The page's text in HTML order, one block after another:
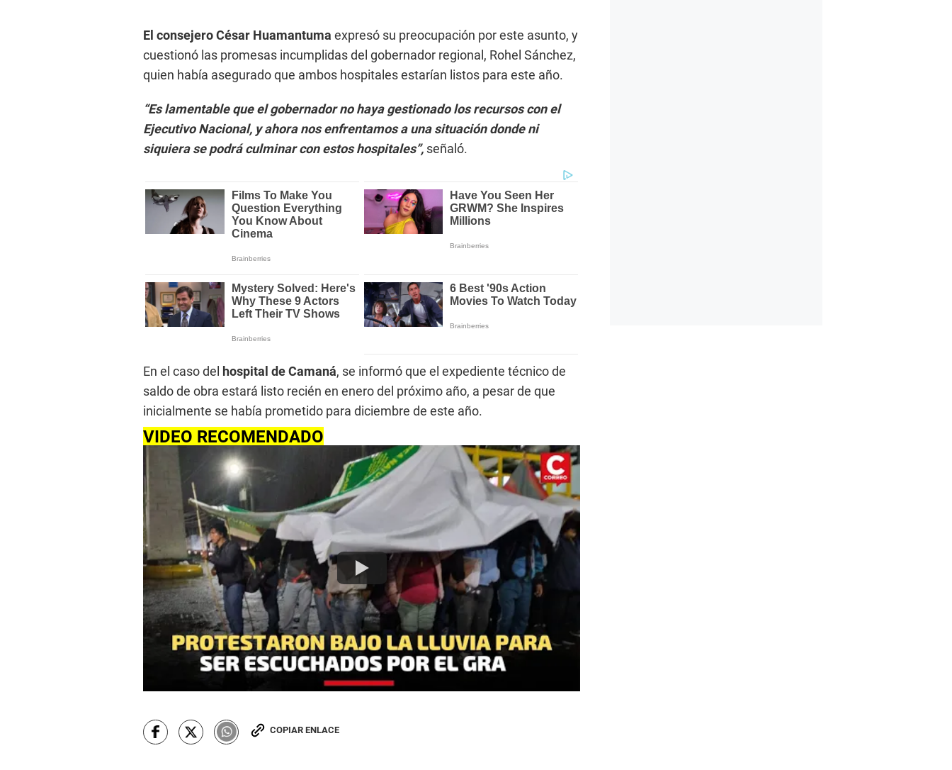
El consejero César Huamantuma expresó su preocupación por este asunto, y
cuestionó las promesas incumplidas del gobernador regional, Rohel Sánchez,
quien había asegurado que ambos hospitales estarían listos para este año.
“Es lamentable que el gobernador no haya gestionado los recursos con el
Ejecutivo Nacional, y ahora nos enfrentamos a una situación donde ni
siquiera se podrá culminar con estos hospitales”, señaló.
En el caso del hospital de Camaná, se informó que el expediente técnico de
saldo de obra estará listo recién en enero del próximo año, a pesar de que
inicialmente se había prometido para diciembre de este año.
VIDEO RECOMENDADO
COPIAR ENLACE